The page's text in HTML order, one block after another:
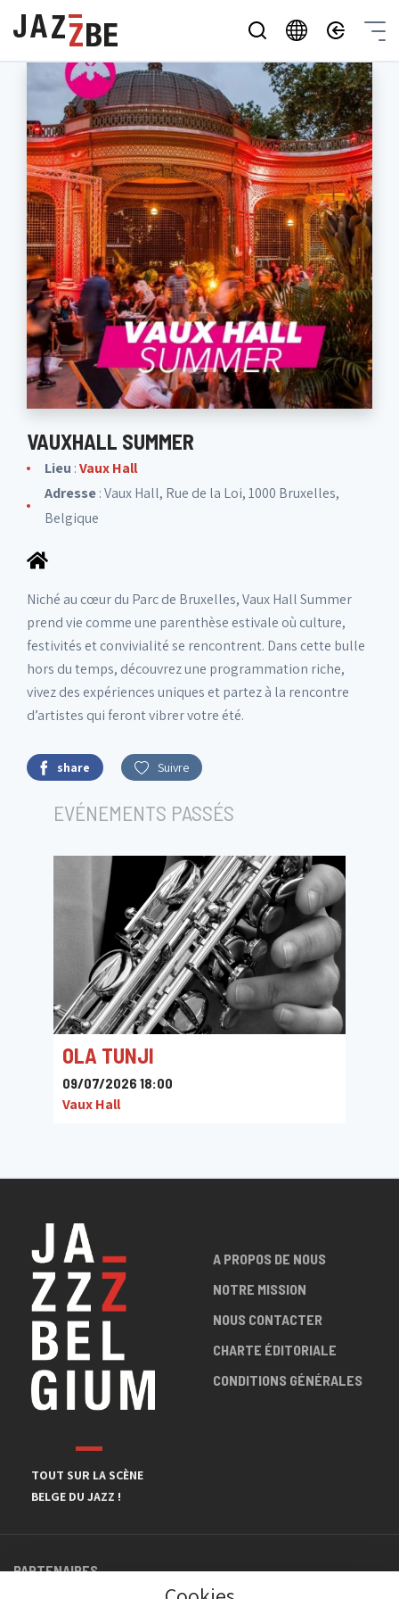
VAUXHALL SUMMER
Lieu :Vaux Hall
Adresse: Vaux Hall, Rue de la Loi, 1000 Bruxelles,
Belgique
Niché au cœur du Parc de Bruxelles, Vaux Hall Summer
prend vie comme une parenthèse estivale où culture,
festivités et convivialité se rencontrent. Dans cette bulle
hors du temps, découvrez une programmation riche,
vivez des expériences uniques et partez à la rencontre
d’artistes qui feront vibrer votre été.
share Suivre
EVÉNEMENTS PASSÉS
OLA TUNJI
09/07/2026 18:00
Vaux Hall
TOUT SUR LA SCÈNE
BELGE DU JAZZ !
A PROPOS DE NOUS
NOTRE MISSION
NOUS CONTACTER
CHARTE ÉDITORIALE
CONDITIONS GÉNÉRALES
PARTENAIRES